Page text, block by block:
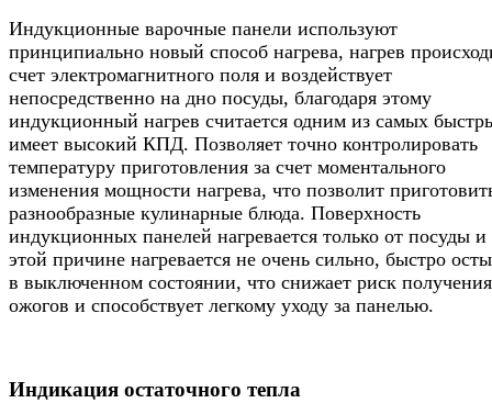
Индукционные варочные панели используют
принципиально новый способ нагрева, нагрев
счет электромагнитного поля и воздействует
непосредственно на дно посуды, благодаря этому
индукционный нагрев считается одним из самых
имеет высокий КПД. Позволяет точно контролировать
температуру приготовления за счет моментального
изменения мощности нагрева, что позволит
разнообразные кулинарные блюда. Поверхность
индукционных панелей нагревается только от посуды и
этой причине нагревается не очень сильно, быстро
в выключенном состоянии, что снижает риск получения
ожогов и способствует легкому уходу за панелью.
Индикация остаточного тепла